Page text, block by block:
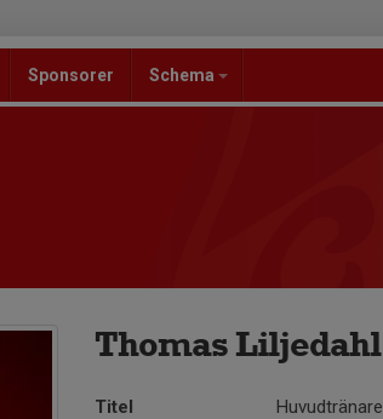
Sponsorer Schema
Thomas Liljedahl
Titel Huvudtränare